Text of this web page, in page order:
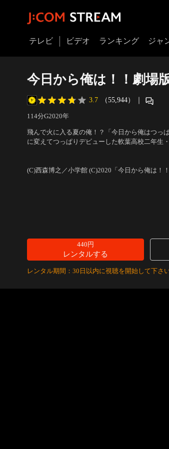
テレビ ビデオ ランキング ジャ
今日から俺は！！劇場
3.7 （55,944） ｜
114分G2020年
飛んで火に入る夏の俺！？「今日から俺はつっ
に変えてつっぱりデビューした軟葉高校二年生
(C)西森博之／小学館 (C)2020「今日から俺は！
440円
レンタルする
レンタル期間：30日以内に視聴を開始して下さ